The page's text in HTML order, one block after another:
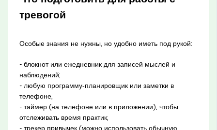
тревогой
Особые знания не нужны, но удобно иметь под рукой:
- блокнот или ежедневник для записей мыслей и
наблюдений;
- любую программу‑планировщик или заметки в
телефоне;
- таймер (на телефоне или в приложении), чтобы
отслеживать время практик;
- трекер привычек (можно использовать обычную